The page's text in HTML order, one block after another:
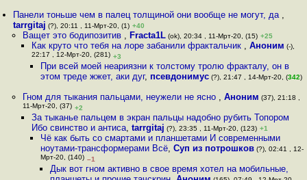
Панели тоньше чем в палец толщиной они вообще не могут, да ,
tarrgitaj (?), 20:11 , 11-Мрт-20, (1) +40
Ващет это бодипозитив , Fracta1L(ok), 20:34 , 11-Мрт-20, (15) +25
Как круто что тебя на лоре забанили фрактальчик , Аноним (-),
22:17 , 12-Мрт-20, (281) +3
При всей моей неариязни к толстому тролю фракталу, он в
этом треде жжет, аки дуг, псевдонимус (?), 21:47 , 14-Мрт-20, (342)
Гном для тыкания пальцами, неужели не ясно , Аноним (37), 21:18 ,
11-Мрт-20, (37) +2
За тыканье пальцем в экран пальцы надобно рубить Топором
Ибо свинство и антиса, tarrgitaj (?), 23:35 , 11-Мрт-20, (123) +1
Чё как быть со смартами и планшетами И современными
ноутами-трансформерами Всё,Суп из потрошков (?), 02:41 , 12-
Мрт-20, (140) –1
Дык вот гном активно в свое время хотел на мобильные,